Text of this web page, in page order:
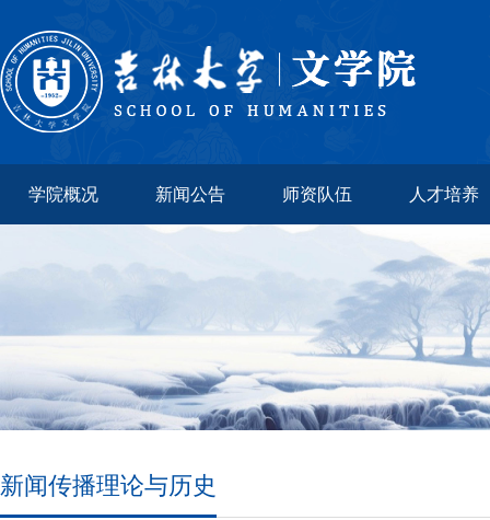
学院概况 新闻公告 师资队伍 人才培养
新闻传播理论与历史